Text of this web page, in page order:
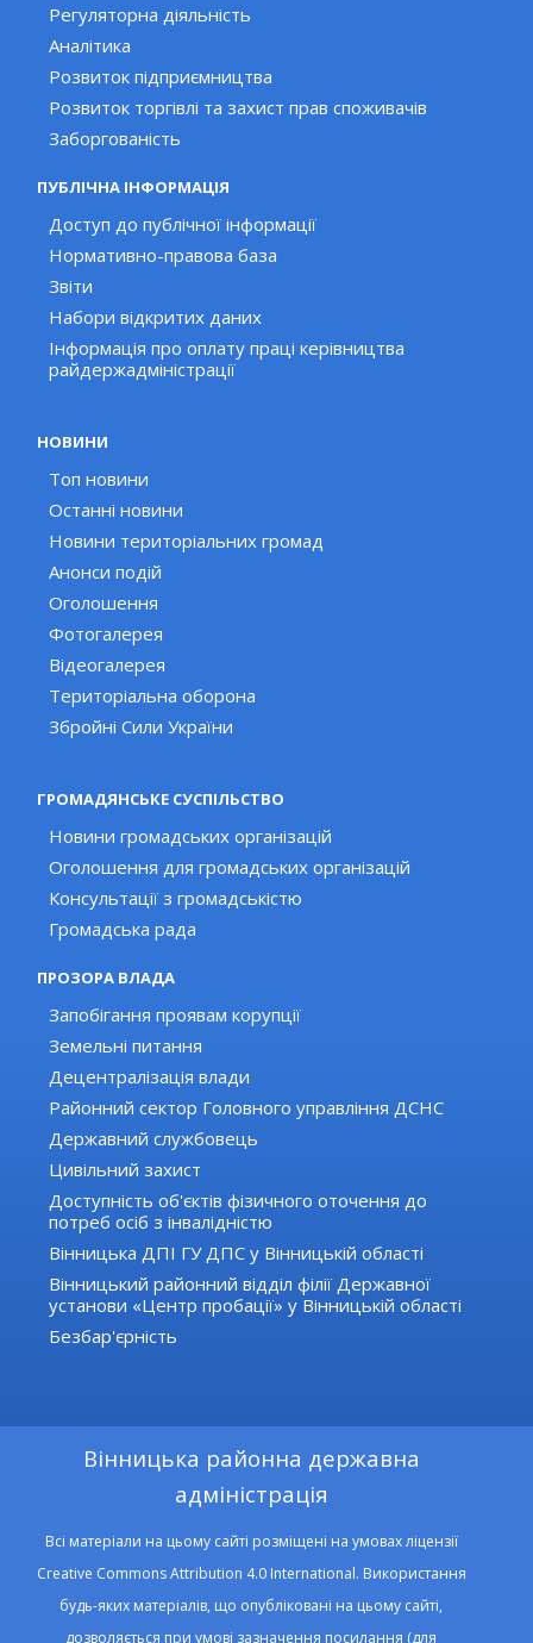
Регуляторна діяльність
Аналітика
Розвиток підприємництва
Розвиток торгівлі та захист прав споживачів
Заборгованість
ПУБЛІЧНА ІНФОРМАЦІЯ
Доступ до публічної інформації
Нормативно-правова база
Звіти
Набори відкритих даних
Інформація про оплату праці керівництва
райдержадміністрації
НОВИНИ
Топ новини
Останні новини
Новини територіальних громад
Анонси подій
Оголошення
Фотогалерея
Відеогалерея
Територіальна оборона
Збройні Сили України
ГРОМАДЯНСЬКЕ СУСПІЛЬСТВО
Новини громадських організацій
Оголошення для громадських організацій
Консультації з громадськістю
Громадська рада
ПРОЗОРА ВЛАДА
Запобігання проявам корупції
Земельні питання
Децентралізація влади
Районний сектор Головного управління ДСНС
Державний службовець
Цивільний захист
Доступність об'єктів фізичного оточення до
потреб осіб з інвалідністю
Вінницька ДПІ ГУ ДПС у Вінницькій області
Вінницький районний відділ філії Державної
установи «Центр пробації» у Вінницькій області
Безбар'єрність
Вінницька районна державна
адміністрація
Всі матеріали на цьому сайті розміщені на умовах ліцензії
Creative Commons Attribution 4.0 International. Використання
будь-яких матеріалів, що опубліковані на цьому сайті,
дозволяється при умові зазначення посилання (для